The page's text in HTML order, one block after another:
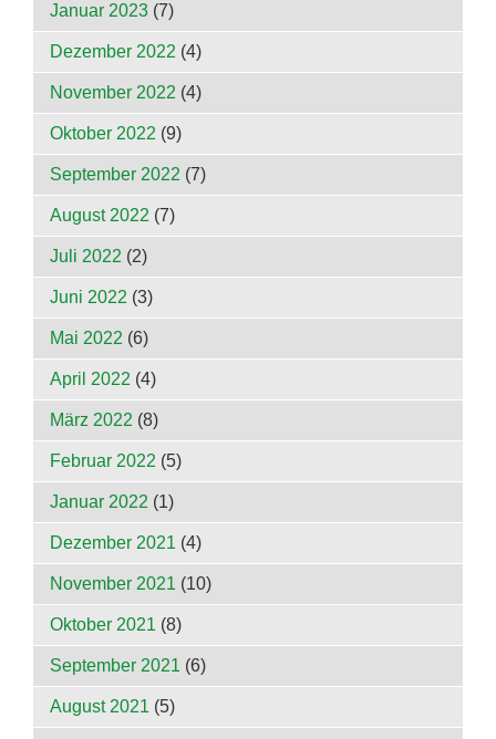
Januar 2023 (7)
Dezember 2022 (4)
November 2022 (4)
Oktober 2022 (9)
September 2022 (7)
August 2022 (7)
Juli 2022 (2)
Juni 2022 (3)
Mai 2022 (6)
April 2022 (4)
März 2022 (8)
Februar 2022 (5)
Januar 2022 (1)
Dezember 2021 (4)
November 2021 (10)
Oktober 2021 (8)
September 2021 (6)
August 2021 (5)